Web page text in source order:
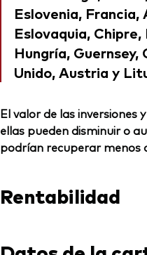
Eslovenia,
Eslovaquia,
Hungría, Guernsey,
Unido, Austria y
El valor de las inversiones
ellas pueden disminuir o
podrían recuperar menos
Rentabilidad